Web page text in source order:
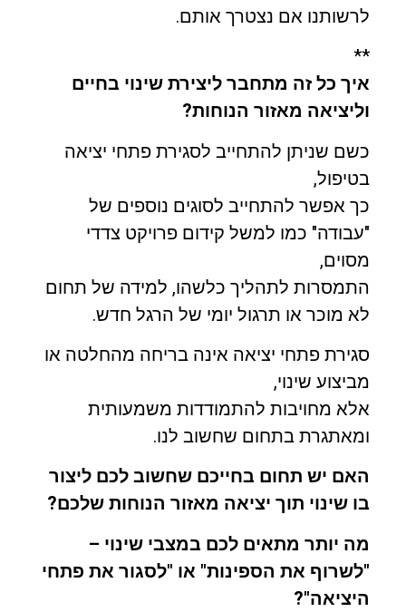
לרשותנו אם נצטרך אותם.
**
איך כל זה מתחבר ליצירת שינוי בחיים
וליציאה מאזור הנוחות?
כשם שניתן להתחייב לסגירת פתחי יציאה
בטיפול,
כך אפשר להתחייב לסוגים נוספים של
"עבודה" כמו למשל קידום פרויקט צדדי
מסוים,
התמסרות לתהליך כלשהו, למידה של תחום
לא מוכר או תרגול יומי של הרגל חדש.
סגירת פתחי יציאה אינה בריחה מהחלטה או
מביצוע שינוי,
אלא מחויבות להתמודדות משמעותית
ומאתגרת בתחום שחשוב לנו.
האם יש תחום בחייכם שחשוב לכם ליצור
בו שינוי תוך יציאה מאזור הנוחות שלכם?
מה יותר מתאים לכם במצבי שינוי –
"לשרוף את הספינות" או "לסגור את פתחי
היציאה"?